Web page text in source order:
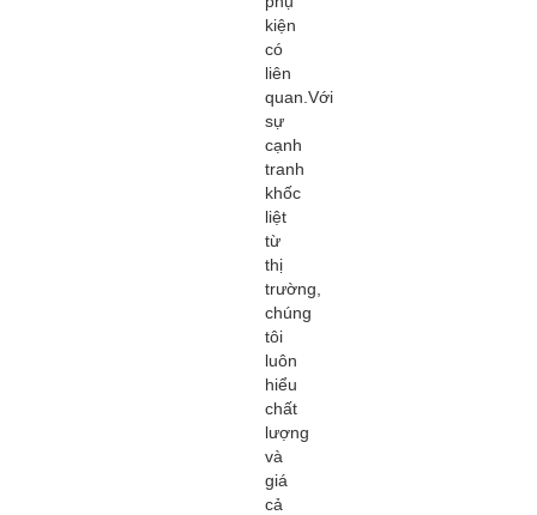
kiện
có
liên
quan.Với
sự
cạnh
tranh
khốc
liệt
từ
thị
trường,
chúng
tôi
luôn
hiểu
chất
lượng
và
giá
cả